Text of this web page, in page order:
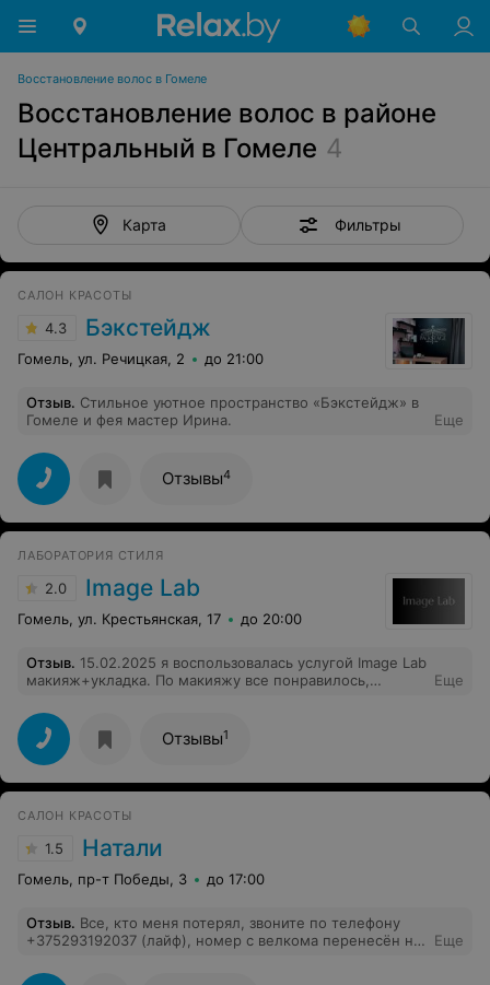
Восстановление волос в Гомеле
Восстановление волос в районе
Центральный в Гомеле 4
Карта Фильтры
САЛОН КРАСОТЫ
4.3 Бэкстейдж
Гомель, ул. Речицкая, 2 до 21:00
Отзыв. Стильное уютное пространство «Бэкстейдж» в
Гомеле и фея мастер Ирина.
Еще
Отзывы4
ЛАБОРАТОРИЯ СТИЛЯ
2.0 Image Lab
Гомель, ул. Крестьянская, 17 до 20:00
Отзыв. 15.02.2025 я воспользовалась услугой Image Lab
макияж+укладка. По макияжу все понравилось,
косметика высокого качества. Укладка подразумевала:
легкой волны локон без сильной фиксации и ярко
выраженной накрутки, прямая вытянутая челка (все
эти моменты проговорены были с мастером, молодая
девушка с рыжим цветом волос). Результат: огромный
образ Аллегровой. Крайне осталась недовольна, об
этом сообщила администатору, кот.при этом стала
меня уверять как мне красиво...Оплата услуги была
произведена в полной мере. Девушки, если вы не
хотите себе испортить праздник и получить безвкусицу
лабораторию стиля Image lab к посещению.
Еще
Отзывы1
САЛОН КРАСОТЫ
1.5 Натали
Гомель, пр-т Победы, 3 до 17:00
Отзыв. Все, кто меня потерял, звоните по телефону
+375293192037 (лайф), номер с велкома перенесён на
Еще